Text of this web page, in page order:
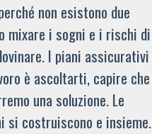
non esistono due
mixare i sogni e i rischi di
I piani assicurativi
è ascoltarti, capire che
una soluzione. Le
si costruiscono e insieme.